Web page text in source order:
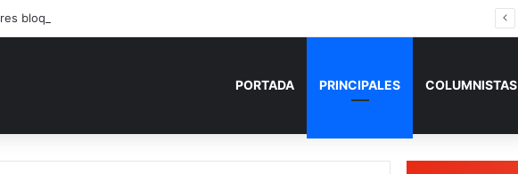
bloquean la avenida Insurgentes en Chetumal, exigen ser atendidas en la Fiscalía
PORTADA PRINCIPALES COLUMNISTAS